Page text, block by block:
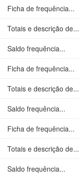
Ficha de frequência...
Totais e descrição de...
Saldo frequência...
Ficha de frequência...
Totais e descrição de...
Saldo frequência...
Ficha de frequência...
Totais e descrição de...
Saldo frequência...